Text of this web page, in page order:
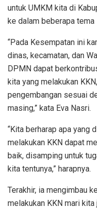
untuk UMKM kita di
ke dalam beberapa
“Pada Kesempatan ini
dinas, kecamatan, dan
DPMN dapat
kita yang melakukan
pengembangan sesuai
masing,” kata Eva Nasri.
“Kita berharap apa yang
melakukan KKN dapat
baik, disamping untuk
kita tentunya,” harapnya.
Terakhir, ia mengimbau
melakukan KKN mari